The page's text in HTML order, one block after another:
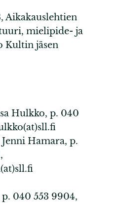
Aikakauslehtien
mielipide- ja
Kultin jäsen
Hulkko, p. 040
Hamara, p.
040 553 9904,